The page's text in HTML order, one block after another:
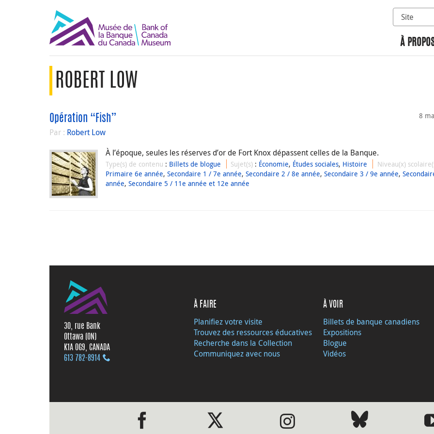
À
ROBERT LOW
8
Opération “Fish”
Par : Robert Low
À l’époque, seules les réserves d’or de Fort Knox dépassent celles de la Banque.
Type(s) de contenu : Billets de blogue Sujet(s) : Économie, Études sociales, Histoire Niveau(x)
Primaire 6e année, Secondaire 1 / 7e année, Secondaire 2 / 8e année, Secondaire 3 / 9e année,
année, Secondaire 5 / 11e année et 12e année
30, rue Bank
Ottawa (ON)
K1A 0G9, CANADA
613 782‑8914
À FAIRE
Planifiez votre visite
Trouvez des ressources éducatives
Recherche dans la Collection
Communiquez avec nous
À VOIR
Billets de banque canadiens
Expositions
Blogue
Vidéos